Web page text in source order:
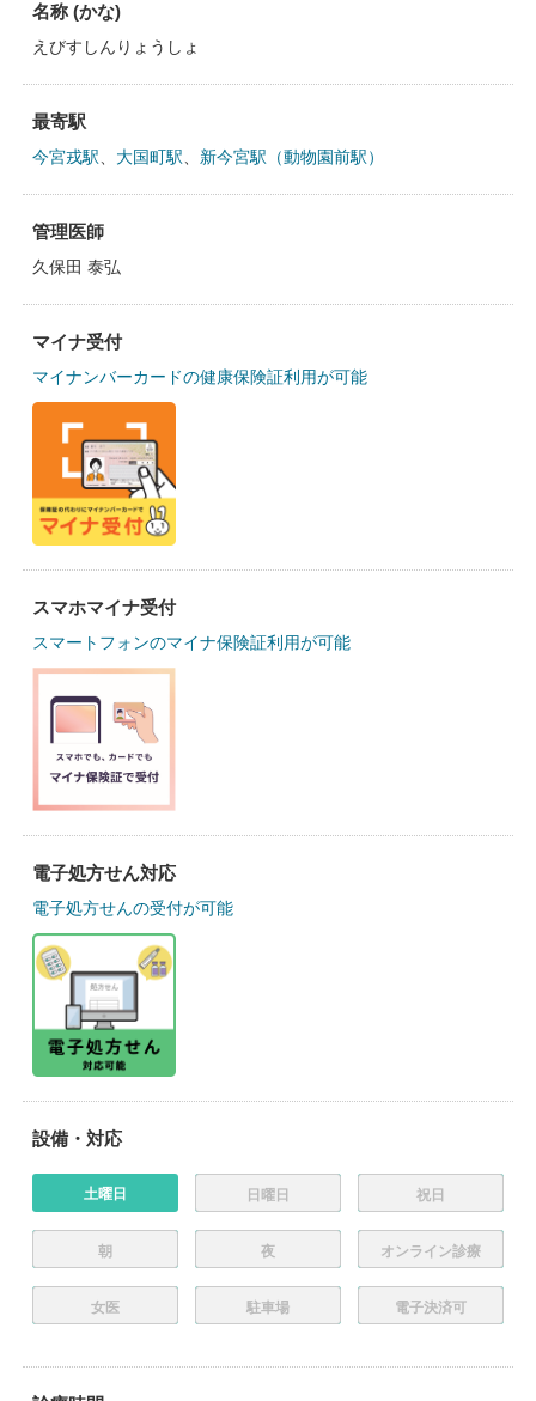
名称 (かな)
えびすしんりょうしょ
最寄駅
今宮戎駅 大国町駅 新今宮駅（動物園前駅）
管理医師
久保田 泰弘
マイナ受付
マイナンバーカードの健康保険証利用が可能
スマホマイナ受付
スマートフォンのマイナ保険証利用が可能
電子処方せん対応
電子処方せんの受付が可能
設備・対応
土曜日 日曜日 祝日
朝 夜 オンライン診療
女医 駐車場 電子決済可